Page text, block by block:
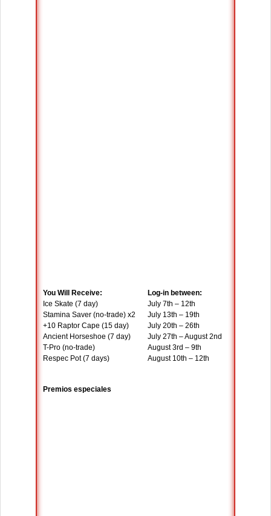
You Will Receive:
Log-in between:
Ice Skate (7 day)
July 7th – 12th
Stamina Saver (no-trade) x2
July 13th – 19th
+10 Raptor Cape (15 day)
July 20th – 26th
Ancient Horseshoe (7 day)
July 27th – August 2nd
T-Pro (no-trade)
August 3rd – 9th
Respec Pot (7 days)
August 10th – 12th
Premios especiales